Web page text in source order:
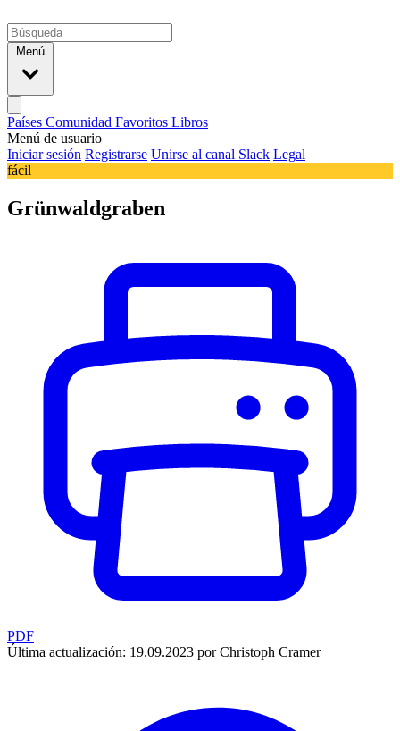
Menú
Países Comunidad Favoritos Libros
Menú de usuario
Iniciar sesión Registrarse Unirse al canal Slack Legal
fácil
Grünwaldgraben
PDF
Última actualización: 19.09.2023 por Christoph Cramer